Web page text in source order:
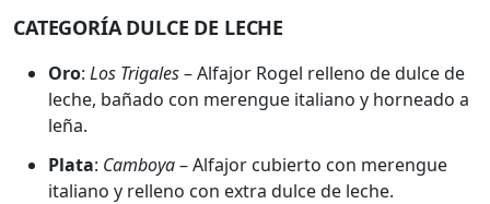
CATEGORÍA DULCE DE LECHE
Oro: Los Trigales– Alfajor Rogel relleno de dulce de
leche, bañado con merengue italiano y horneado a
leña.
Plata: Camboya– Alfajor cubierto con merengue
italiano y relleno con extra dulce de leche.